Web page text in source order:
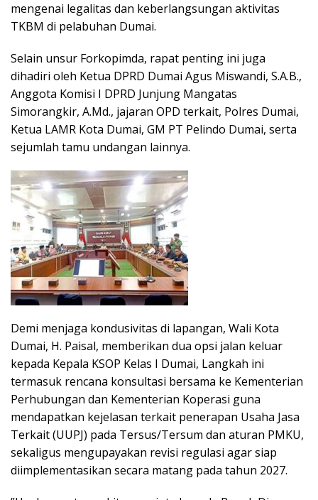
mengenai legalitas dan keberlangsungan aktivitas
TKBM di pelabuhan Dumai.
Selain unsur Forkopimda, rapat penting ini juga
dihadiri oleh Ketua DPRD Dumai Agus Miswandi, S.A.B.,
Anggota Komisi I DPRD Junjung Mangatas
Simorangkir, A.Md., jajaran OPD terkait, Polres Dumai,
Ketua LAMR Kota Dumai, GM PT Pelindo Dumai, serta
sejumlah tamu undangan lainnya.
Demi menjaga kondusivitas di lapangan, Wali Kota
Dumai, H. Paisal, memberikan dua opsi jalan keluar
kepada Kepala KSOP Kelas I Dumai, Langkah ini
termasuk rencana konsultasi bersama ke Kementerian
Perhubungan dan Kementerian Koperasi guna
mendapatkan kejelasan terkait penerapan Usaha Jasa
Terkait (UUPJ) pada Tersus/Tersum dan aturan PMKU,
sekaligus mengupayakan revisi regulasi agar siap
diimplementasikan secara matang pada tahun 2027.